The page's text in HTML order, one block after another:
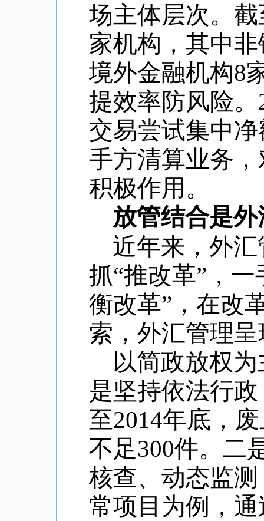
场主体层次。
家机构，其中
境外金融机构8
提效率防风险
交易尝试集中
手方清算业务
积极作用。
放管结合是外
近年来，外汇
抓“推改革”，
衡改革”，在改
索，外汇管理
以简政放权为
是坚持依法行
至2014年底，
不足300件。二
核查、动态监
常项目为例，